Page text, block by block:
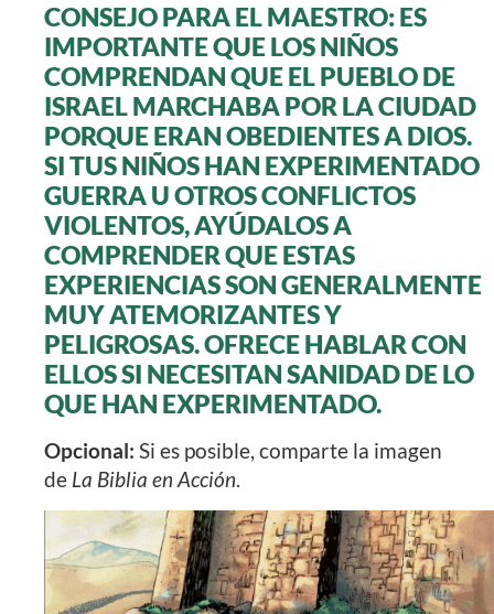
CONSEJO PARA EL MAESTRO: ES
IMPORTANTE QUE LOS NIÑOS
COMPRENDAN QUE EL PUEBLO DE
ISRAEL MARCHABA POR LA CIUDAD
PORQUE ERAN OBEDIENTES A DIOS.
SI TUS NIÑOS HAN EXPERIMENTADO
GUERRA U OTROS CONFLICTOS
VIOLENTOS, AYÚDALOS A
COMPRENDER QUE ESTAS
EXPERIENCIAS SON GENERALMENTE
MUY ATEMORIZANTES Y
PELIGROSAS. OFRECE HABLAR CON
ELLOS SI NECESITAN SANIDAD DE LO
QUE HAN EXPERIMENTADO.
Opcional: Si es posible, comparte la imagen
de La Biblia en Acción.